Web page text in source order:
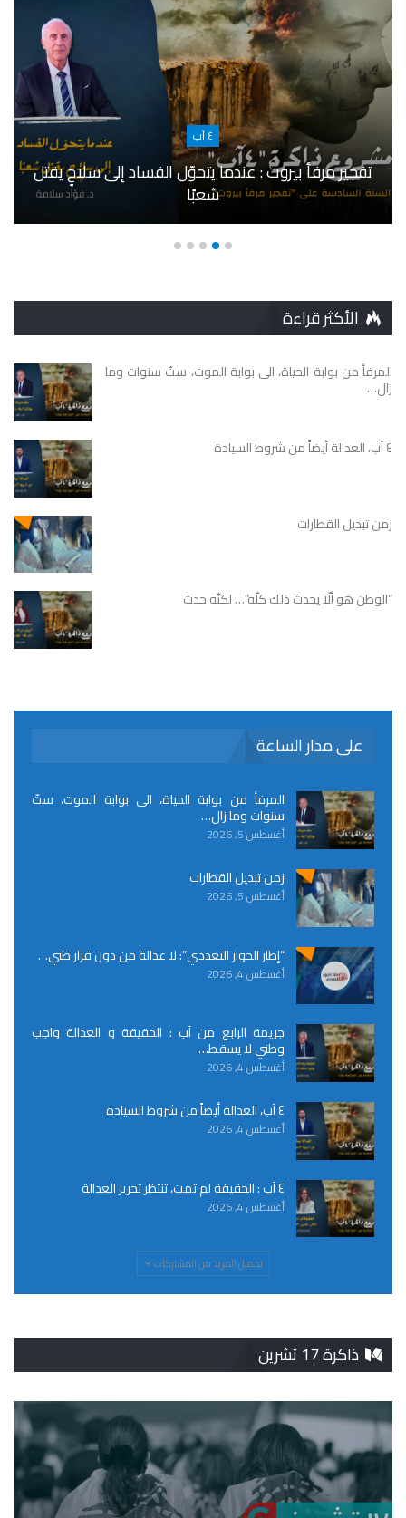
٤ آب
تفجير مرفأ بيروت : عندما يتحوّل الفساد إلى سلاحٍ يقتل
شعبًا
الأكثر قراءة
المرفأ من بوابة الحياة، الى بوابة الموت، ستّ سنوات وما
زال…
٤ آب، العدالة أيضاً من شروط السيادة
زمن تبديل القطارات
“الوطن هو ألّا يحدث ذلك كلّه”… لكنّه حدث
على مدار الساعة
المرفأ من بوابة الحياة، الى بوابة الموت، ستّ
سنوات وما زال…
أغسطس 5, 2026
زمن تبديل القطارات
أغسطس 5, 2026
“إطار الحوار التعددي”: لا عدالة من دون قرار ظني…
أغسطس 4, 2026
جريمة الرابع من آب : الحقيقة و العدالة واجب
وطني لا يسقط…
أغسطس 4, 2026
٤ آب، العدالة أيضاً من شروط السيادة
أغسطس 4, 2026
٤ آب : الحقيقة لم تمت، تنتظر تحرير العدالة
أغسطس 4, 2026
تحميل المزيد من المشاركات
ذاكرة 17 تشرين